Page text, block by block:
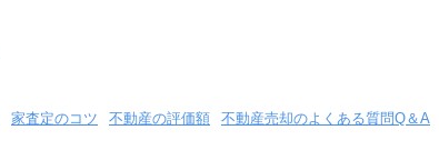
家査定のコツ 不動産の評価額 不動産売却のよくある質問Q＆A